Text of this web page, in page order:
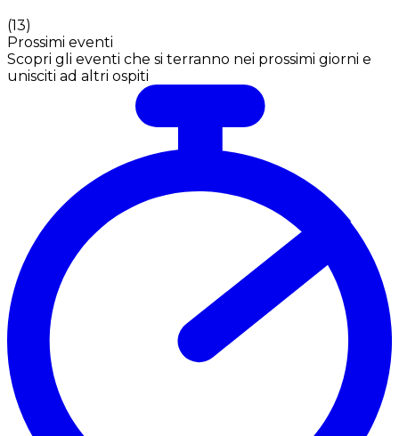
(13)
Prossimi eventi
Scopri gli eventi che si terranno nei prossimi giorni e
unisciti ad altri ospiti